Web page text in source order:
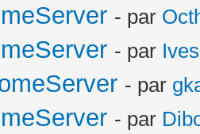
- par
- par Ives
- par
- par